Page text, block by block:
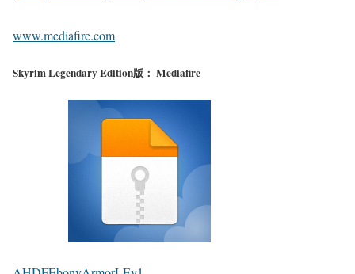
www.mediafire.com
Skyrim Legendary Edition版： Mediafire